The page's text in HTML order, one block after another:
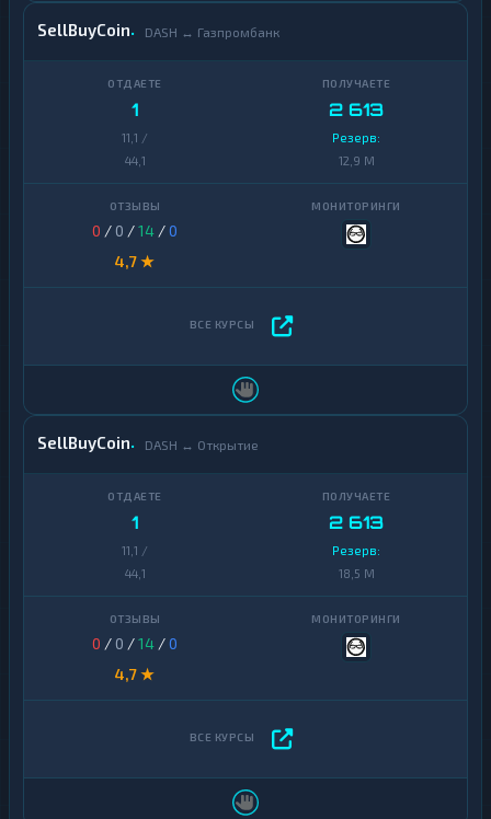
SellBuyCoin DASH ↔ Газпромбанк
1
11,1 /
44,1
2 613
Резерв:
12,9 M
0 / 0 /14 /0
4,7 ★
SellBuyCoin DASH ↔ Открытие
1
11,1 /
44,1
2 613
Резерв:
18,5 M
0 / 0 /14 /0
4,7 ★